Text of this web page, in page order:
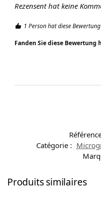
Rezensent hat keine
1 Person hat diese
Fanden Sie diese Bewertung
Catégorie :
Produits similaires